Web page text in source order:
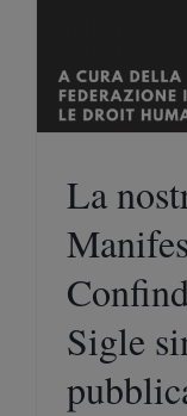
La
Sigle